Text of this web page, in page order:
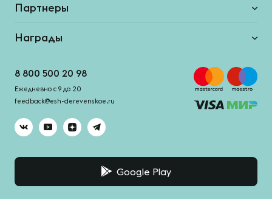
Партнеры
Награды
8 800 500 20 98
Ежедневно с 9 до 20
feedback@esh-derevenskoe.ru
Google Play